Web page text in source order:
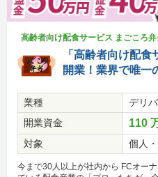
高齢者向け配食サービス まごころ弁
「高齢者向け配
開業！業界で唯一
業種
デリ
開業資金
110
対象 個人
今まで30人以上が社内から FCオー